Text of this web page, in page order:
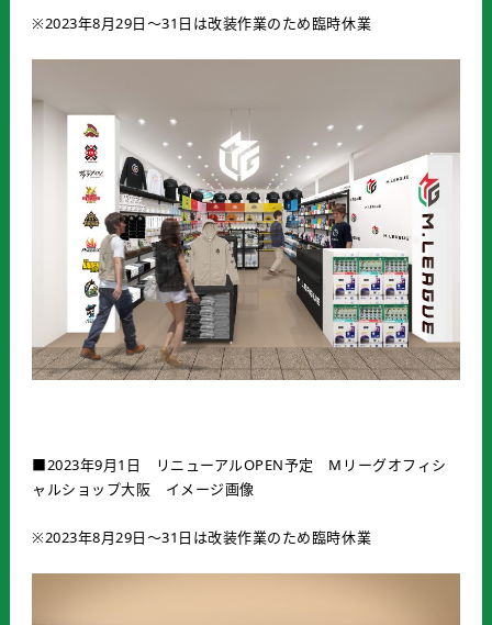
※2023年8月29日～31日は改装作業のため臨時休業
■2023年9月1日 リニューアルOPEN予定 Mリーグオフィシ
ャルショップ大阪 イメージ画像
※2023年8月29日～31日は改装作業のため臨時休業